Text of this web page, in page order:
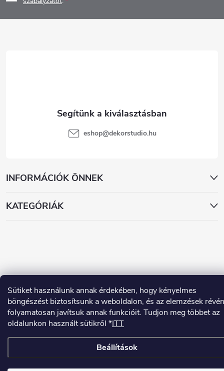
Sütiket használunk annak érdekében, hogy kényelmes
böngészést biztosítsunk a weboldalon, és az elemzések révén
folyamatosan javítsuk annak funkcióit. Tudjon meg többet az
oldalunkon használt sütikről *ITT
Beállítások
b
INFORMÁCIÓK ÖNNEK
KATEGÓRIÁK
eshop@dekorstudio.hu
Shoptet készítette